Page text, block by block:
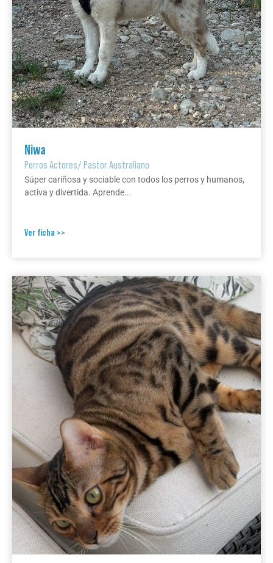
Niwa
Perros Actores/Pastor Australiano
Súper cariñosa y sociable con todos los perros y humanos,
activa y divertida. Aprende...
Ver ficha >>